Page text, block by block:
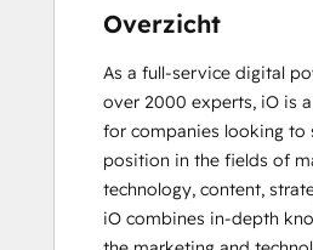
Frictionless Sales
HubSpot Architecture I:
APIs
HubSpot Architecture II:
Messaging Tools
HubSpot CMS for
HubSpot Content Hub
Overzicht
As a full-service digital
over 2000 experts, iO is
for companies looking to
position in the fields of
technology, content,
iO combines in-depth